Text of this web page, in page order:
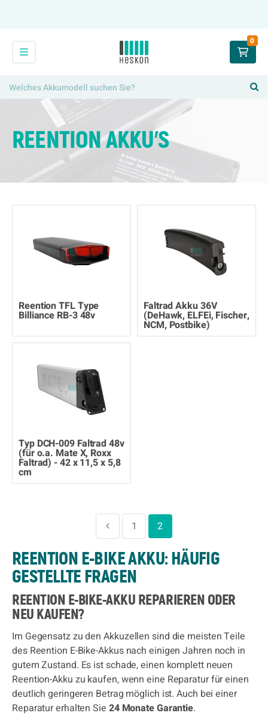
0
REENTION AKKU'S
Reention TFL Type
Billiance RB-3 48v
Faltrad Akku 36V
(DeHawk, ELFEi, Fischer,
NCM, Postbike)
Typ DCH-009 Faltrad 48v
(für o.a. Mate X, Roxx
Faltrad) - 42 x 11,5 x 5,8
cm
1 2
REENTION E-BIKE AKKU: HÄUFIG
GESTELLTE FRAGEN
REENTION E-BIKE-AKKU REPARIEREN ODER
NEU KAUFEN?
Im Gegensatz zu den Akkuzellen sind die meisten Teile
des Reention E-Bike-Akkus nach einigen Jahren noch in
gutem Zustand. Es ist schade, einen komplett neuen
Reention-Akku zu kaufen, wenn eine Reparatur für einen
deutlich geringeren Betrag möglich ist. Auch bei einer
Reparatur erhalten Sie 24 Monate Garantie.